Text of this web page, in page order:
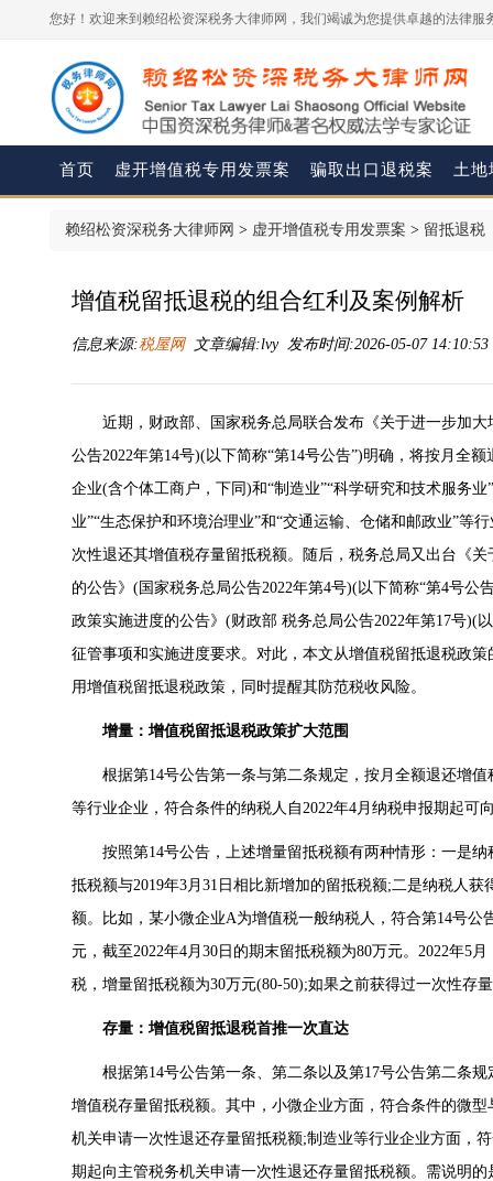
您好！欢迎来到赖绍松资深税务大律师网，我们竭诚为您提供卓越的法律服
首页 虚开增值税专用发票案 骗取出口退税案 土地
赖绍松资深税务大律师网 > 虚开增值税专用发票案 > 留抵退税
增值税留抵退税的组合红利及案例解析
信息来源:税屋网文章编辑:lvy 发布时间:2026-05-07
近期，财政部、国家税务总局联合发布《关于进一步加大
公告2022年第14号)(以下简称“第14号公告”)明确，将按月全
企业(含个体工商户，下同)和“制造业”“科学研究和技术服务
业”“生态保护和环境治理业”和“交通运输、仓储和邮政业”等
次性退还其增值税存量留抵税额。随后，税务总局又出台《
的公告》(国家税务总局公告2022年第4号)(以下简称“第4号
政策实施进度的公告》(财政部 税务总局公告2022年第17号)(
征管事项和实施进度要求。对此，本文从增值税留抵退税政
用增值税留抵退税政策，同时提醒其防范税收风险。
增量：增值税留抵退税政策扩大范围
根据第14号公告第一条与第二条规定，按月全额退还增值
等行业企业，符合条件的纳税人自2022年4月纳税申报期起可
按照第14号公告，上述增量留抵税额有两种情形：一是纳
抵税额与2019年3月31日相比新增加的留抵税额;二是纳税人
额。比如，某小微企业A为增值税一般纳税人，符合第14号公
元，截至2022年4月30日的期末留抵税额为80万元。2022年5
税，增量留抵税额为30万元(80-50);如果之前获得过一次性存
存量：增值税留抵退税首推一次直达
根据第14号公告第一条、第二条以及第17号公告第二条规
增值税存量留抵税额。其中，小微企业方面，符合条件的微
机关申请一次性退还存量留抵税额;制造业等行业企业方面，
期起向主管税务机关申请一次性退还存量留抵税额。需说明